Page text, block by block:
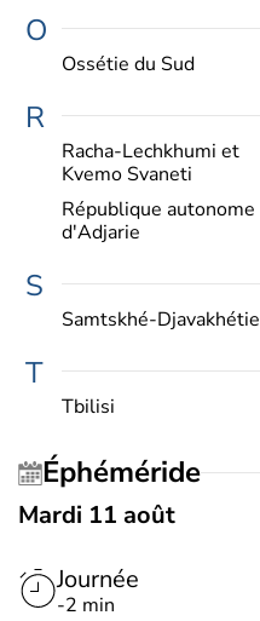
O
Ossétie du Sud
R
Racha-Lechkhumi et
Kvemo Svaneti
République autonome
d'Adjarie
S
Samtskhé-Djavakhétie
T
Tbilisi
Éphéméride
Mardi 11 août
Journée
-2 min